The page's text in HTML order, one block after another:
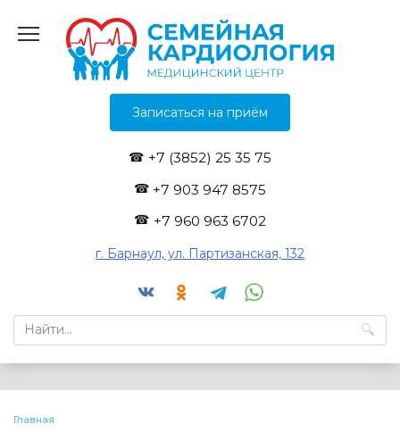
содержанию
Записаться на приём
+7 (3852) 25 35 75
+7 903 947 8575
+7 960 963 6702
г. Барнаул, ул. Партизанская, 132
Search
for:
Главная